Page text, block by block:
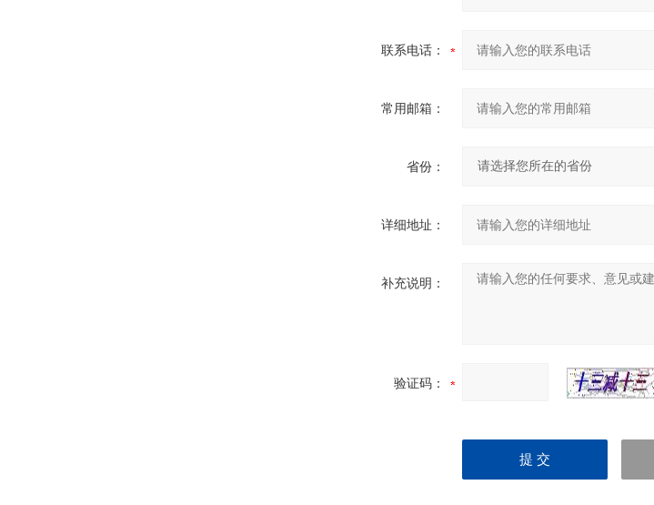
联系电话：
常用邮箱：
省份：
详细地址：
补充说明：
验证码：